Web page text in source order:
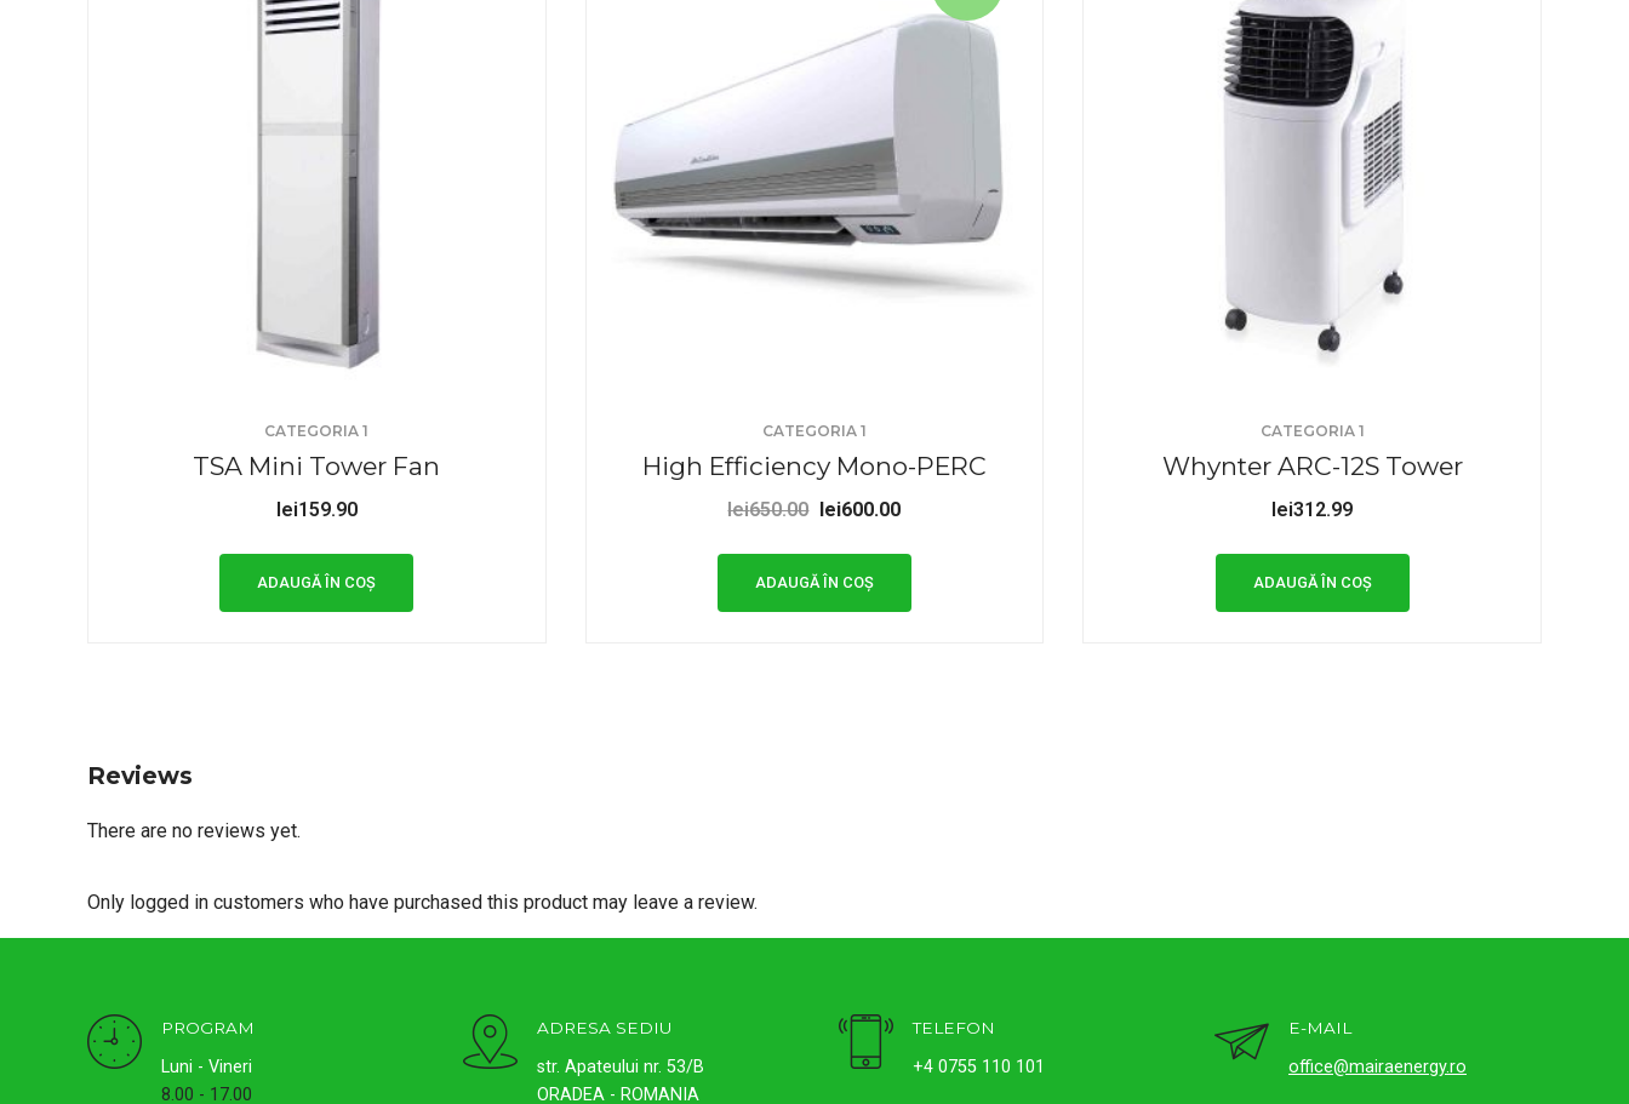
CATEGORIA 1
TSA Mini Tower Fan
lei159.90
ADAUGĂ ÎN COȘ
CATEGORIA 1
High Efficiency Mono-PERC
lei650.00 Prețul
a
fost:
lei600.00Prețul
lei600.00.
ADAUGĂ ÎN COȘ
CATEGORIA 1
Whynter ARC-12S Tower
lei312.99
ADAUGĂ ÎN COȘ
Reviews
There are no reviews yet.
Only logged in customers who have purchased this product may leave a review.
PROGRAM
Luni - Vineri
8.00 - 17.00
ADRESA SEDIU
str. Apateului nr. 53/B
ORADEA - ROMANIA
TELEFON
+4 0755 110 101
E-MAIL
office@mairaenergy.ro